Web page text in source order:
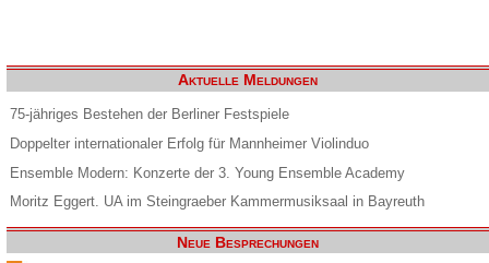
Aktuelle Meldungen
75-jähriges Bestehen der Berliner Festspiele
Doppelter internationaler Erfolg für Mannheimer Violinduo
Ensemble Modern: Konzerte der 3. Young Ensemble Academy
Moritz Eggert. UA im Steingraeber Kammermusiksaal in Bayreuth
Neue Besprechungen